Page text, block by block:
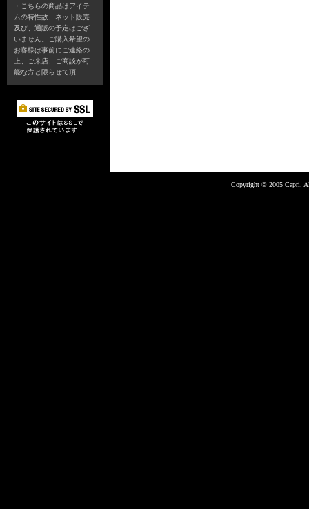
・こちらの商品はアイテ
ムの特性故、ネット販売
及び、通販の予定はござ
いません。ご購入希望の
お客様は事前にご連絡の
上、ご来店、ご商談が可
能な方と限らせて頂…
Copyright © 2005 Capri.